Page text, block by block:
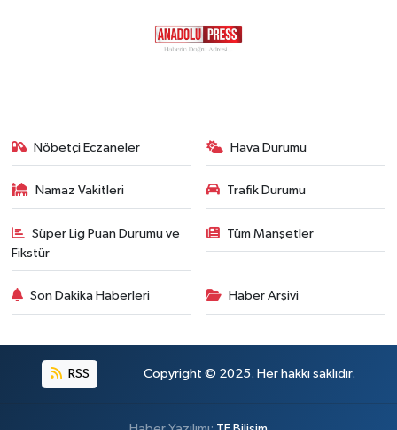
Nöbetçi Eczaneler Hava Durumu
Namaz Vakitleri Trafik Durumu
Süper Lig Puan Durumu ve
Fikstür
Tüm Manşetler
Son Dakika Haberleri Haber Arşivi
RSS Copyright © 2025. Her hakkı saklıdır.